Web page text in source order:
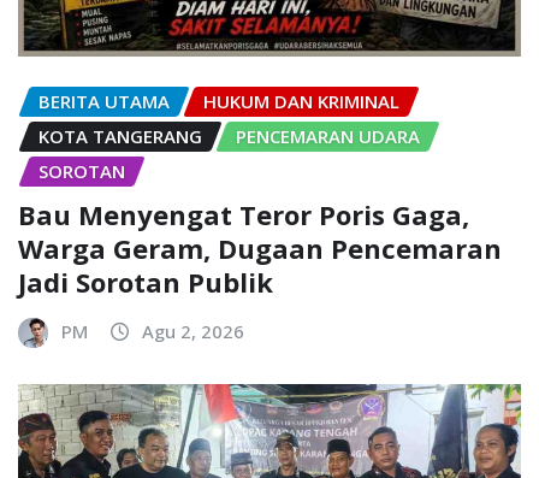
BERITA UTAMA
HUKUM DAN KRIMINAL
KOTA TANGERANG
PENCEMARAN UDARA
SOROTAN
Bau Menyengat Teror Poris Gaga,
Warga Geram, Dugaan Pencemaran
Jadi Sorotan Publik
PM Agu 2, 2026